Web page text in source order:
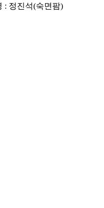
: 정진석(숙면팜)